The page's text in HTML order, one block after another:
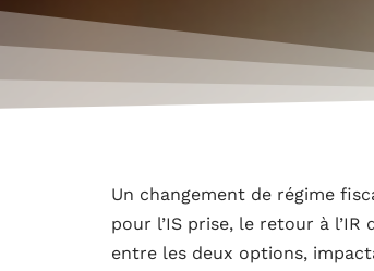
Un changement de régime
pour l’IS prise, le retour à
entre les deux options,